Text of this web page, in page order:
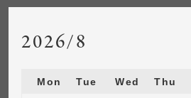
2026/8
Mon Tue Wed Thu